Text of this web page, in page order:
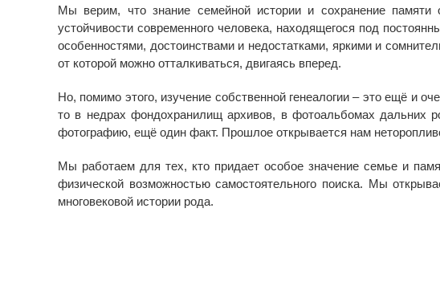
Мы верим, что знание семейной истории и сохранение
устойчивости современного человека, находящегося под
особенностями, достоинствами и недостатками, яркими и
от которой можно отталкиваться, двигаясь вперед.
Но, помимо этого, изучение собственной генеалогии – это ещё и
то в недрах фондохранилищ архивов, в фотоальбомах дальних
фотографию, ещё один факт. Прошлое открывается нам
Мы работаем для тех, кто придает особое значение семье и
физической возможностью самостоятельного поиска. Мы
многовековой истории рода.